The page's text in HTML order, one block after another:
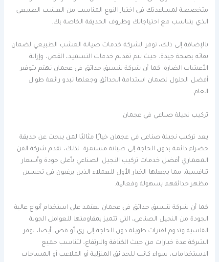
متخصصة لمساعدتك في اختيار النوع المناسب من العشب الطبيعي
الذي يتناسب مع احتياجاتك وظروف الحديقة الخاصة بك.
بالإضافة إلى ذلك، توفر الشركة خدمات صيانة العشب الطبيعي لضمان
بقائه بصحة جيدة، حيث يتم تقديم خدمات التسميد، القص، وإزالة
الأعشاب الضارة. كما أن شركة تنسيق حدائق في عجمان تهتم بتوفير
أفضل الحلول لضمان استدامة الحدائق وجعلها تبدو رائعة طوال
العام.
تركيب نجيلة صناعي في عجمان
يعد تركيب نجيلة صناعي في عجمان خيارًا مثاليًا لمن يبحث عن حديقة
خضراء دائمة بدون الحاجة إلى صيانة مستمرة. لذلك، تقدم شركة الفن
المعماري أفضل خدمات تركيب النجيل الصناعي بأعلى جودة وأسعار
تنافسية، مما يجعلها الخيار الأول للعملاء الذين يرغبون في تحسين
مظهر حدائقهم بسهولة وفعالية.
كما أن شركة تنسيق حدائق في عجمان تعتمد على استخدام أنواع عالية
الجودة من النجيل الصناعي، التي تتميز بمقاومتها للعوامل الجوية
القاسية وتدوم لفترات طويلة دون الحاجة إلى ري أو قص. أيضا، توفر
الشركة عدة خيارات من حيث الكثافة والارتفاع، لتناسب جميع
الاستخدامات، سواء كانت للحدائق المنزلية أو الملاعب أو المساحات